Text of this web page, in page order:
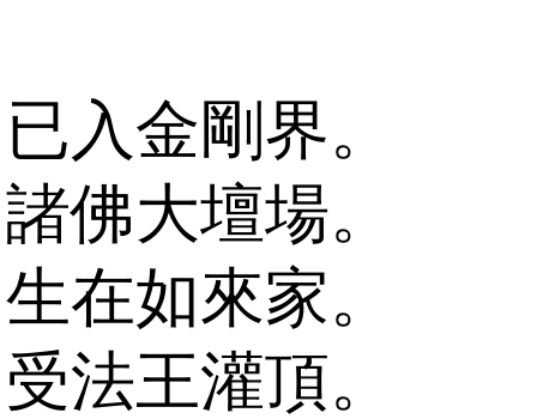
已入金剛界。
諸佛大壇場。
生在如來家。
受法王灌頂。